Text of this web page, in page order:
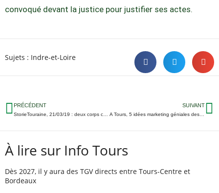
convoqué devant la justice pour justifier ses actes.
Sujets : Indre-et-Loire
PRÉCÉDENT SUIVANT
A Tours, 5 idées marketing géniales des étudiants de Brassart
À lire sur Info Tours
Dès 2027, il y aura des TGV directs entre Tours-Centre et
Bordeaux